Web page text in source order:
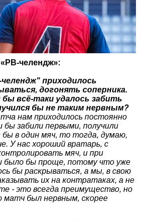
челендж»:
приходилось
догонять соперника.
бы всё-таки удалось забить
бы не таким нервным?
нам приходилось постоянно
забили первыми, получили
в один мяч, то тогда, думаю,
У нас хороший вратарь, с
мяч, и при
было бы проще, потому что уже
бы раскрываться, а мы, в свою
их на контратаках, а не
- это всегда преимущество, но
матч был нервным, скорее